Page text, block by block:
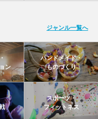
ジャンル一覧へ
ン
ハンドメイド・
ものづくり
スポーツ・
フィットネス